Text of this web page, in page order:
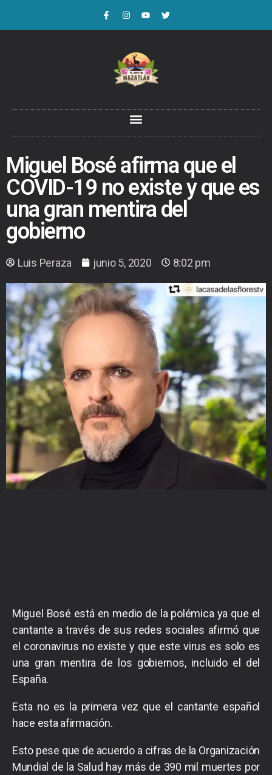
Miguel Bosé afirma que el
COVID-19 no existe y que es
una gran mentira del
gobierno
Luis Peraza junio 5, 2020 8:02 pm
Miguel Bosé está en medio de la polémica ya que el
cantante a través de sus redes sociales afirmó que
el coronavirus no existe y que este virus es solo es
una gran mentira de los gobiernos, incluido el del
España.
Esta no es la primera vez que el cantante español
hace esta afirmación.
Esto pese que de acuerdo a cifras de la Organización
Mundial de la Salud hay más de 390 mil muertes por